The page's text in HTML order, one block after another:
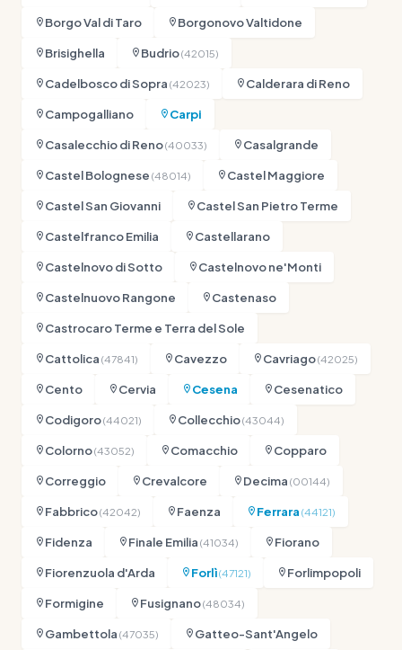
Borgo Val di Taro
Borgonovo Valtidone
Brisighella
Budrio(42015)
Cadelbosco di Sopra (42023)
Calderara di Reno
Campogalliano
Carpi
Casalecchio di Reno(40033)
Casalgrande
Castel Bolognese (48014)
Castel Maggiore
Castel San Giovanni
Castel San Pietro Terme
Castelfranco Emilia
Castellarano
Castelnovo di Sotto
Castelnovo ne'Monti
Castelnuovo Rangone
Castenaso
Castrocaro Terme e Terra del Sole
Cattolica (47841) Cavezzo Cavriago(42025)
Cento Cervia Cesena
Cesenatico
Codigoro(44021) Collecchio(43044)
Colorno(43052) Comacchio
Copparo
Correggio
Crevalcore Decima (00144)
Fabbrico(42042) Faenza Ferrara (44121)
Fidenza Finale Emilia (41034)
Fiorano
Fiorenzuola d'Arda
Forlì(47121)
Forlimpopoli
Formigine
Fusignano(48034)
Gambettola (47035)
Gatteo-Sant'Angelo